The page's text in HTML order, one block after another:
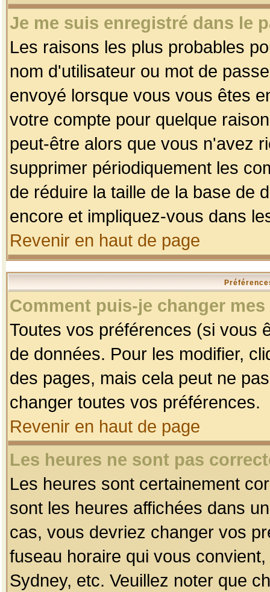
Je me suis enregistré dans le
Les raisons les plus probables
nom d'utilisateur ou mot de
envoyé lorsque vous vous êtes
votre compte pour quelque
peut-être alors que vous n'avez
supprimer périodiquement les
de réduire la taille de la base de
encore et impliquez-vous dans
Revenir en haut de page
Comment puis-je changer
Toutes vos préférences (si vous
de données. Pour les modifier,
des pages, mais cela peut ne
changer toutes vos préférences.
Revenir en haut de page
Les heures ne sont pas
Les heures sont certainement
sont les heures affichées dans
cas, vous devriez changer vos
fuseau horaire qui vous
Sydney, etc. Veuillez noter que